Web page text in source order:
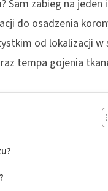
? Sam zabieg na
do osadzenia
od lokalizacji w
tempa gojenia